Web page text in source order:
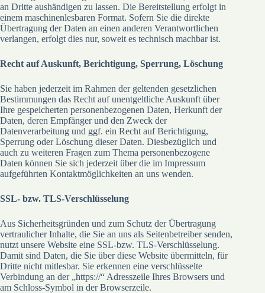
an Dritte aushändigen zu lassen. Die Bereitstellung erfolgt in
einem maschinenlesbaren Format. Sofern Sie die direkte
Übertragung der Daten an einen anderen Verantwortlichen
verlangen, erfolgt dies nur, soweit es technisch machbar ist.
Recht auf Auskunft, Berichtigung, Sperrung, Löschung
Sie haben jederzeit im Rahmen der geltenden gesetzlichen
Bestimmungen das Recht auf unentgeltliche Auskunft über
Ihre gespeicherten personenbezogenen Daten, Herkunft der
Daten, deren Empfänger und den Zweck der
Datenverarbeitung und ggf. ein Recht auf Berichtigung,
Sperrung oder Löschung dieser Daten. Diesbezüglich und
auch zu weiteren Fragen zum Thema personenbezogene
Daten können Sie sich jederzeit über die im Impressum
aufgeführten Kontaktmöglichkeiten an uns wenden.
SSL- bzw. TLS-Verschlüsselung
Aus Sicherheitsgründen und zum Schutz der Übertragung
vertraulicher Inhalte, die Sie an uns als Seitenbetreiber senden,
nutzt unsere Website eine SSL-bzw. TLS-Verschlüsselung.
Damit sind Daten, die Sie über diese Website übermitteln, für
Dritte nicht mitlesbar. Sie erkennen eine verschlüsselte
Verbindung an der „https://“ Adresszeile Ihres Browsers und
am Schloss-Symbol in der Browserzeile.